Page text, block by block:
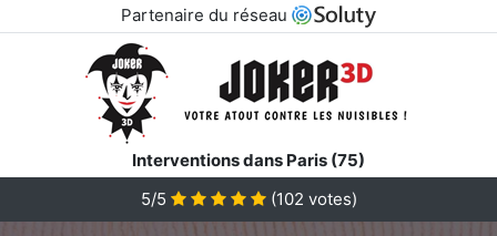
Partenaire du réseau
Interventions dans Paris (75)
5/5
(102 votes)